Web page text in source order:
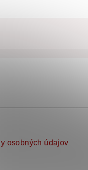
osobných údajov